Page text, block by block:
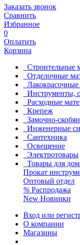
Заказать звонок
Сравнить
Избранное
0
Оплатить
Корзина
Строительные
Отделочные
Инструменты,
Расходные
Крепеж
Замочно-
Инженерные
Сантехника
Освещение
Электротовары
Товары для
Прокат
Оптовый отдел
% Распродажа
New Новинки
Вход или
О компании
Магазины